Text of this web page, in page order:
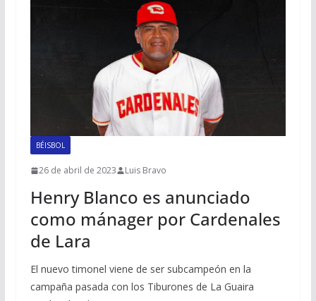
BÉISBOL
26 de abril de 2023 Luis Bravo
Henry Blanco es anunciado
como mánager por Cardenales
de Lara
El nuevo timonel viene de ser subcampeón en la
campaña pasada con los Tiburones de La Guaira